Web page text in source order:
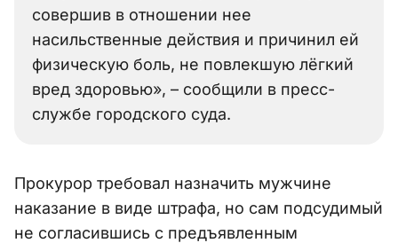
совершив в отношении нее
насильственные действия и причинил ей
физическую боль, не повлекшую лёгкий
вред здоровью», – сообщили в пресс-
службе городского суда.
Прокурор требовал назначить мужчине
наказание в виде штрафа, но сам подсудимый
не согласившись с предъявленным